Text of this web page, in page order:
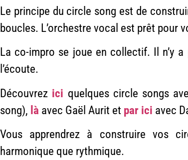
Le principe du circle song est de
boucles. L’orchestre vocal est prêt pour
La co-impro se joue en collectif. Il n’y
l’écoute.
Découvrez ici quelques circle songs
song), là avec Gaël Aurit et par ici avec
Vous apprendrez à construire vos
harmonique que rythmique.